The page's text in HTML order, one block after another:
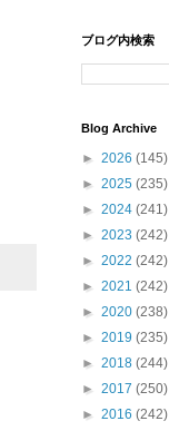
ブログ内検索
Blog Archive
► 2026 (145)
► 2025 (235)
► 2024 (241)
► 2023 (242)
► 2022 (242)
► 2021 (242)
► 2020 (238)
► 2019 (235)
► 2018 (244)
► 2017 (250)
► 2016 (242)